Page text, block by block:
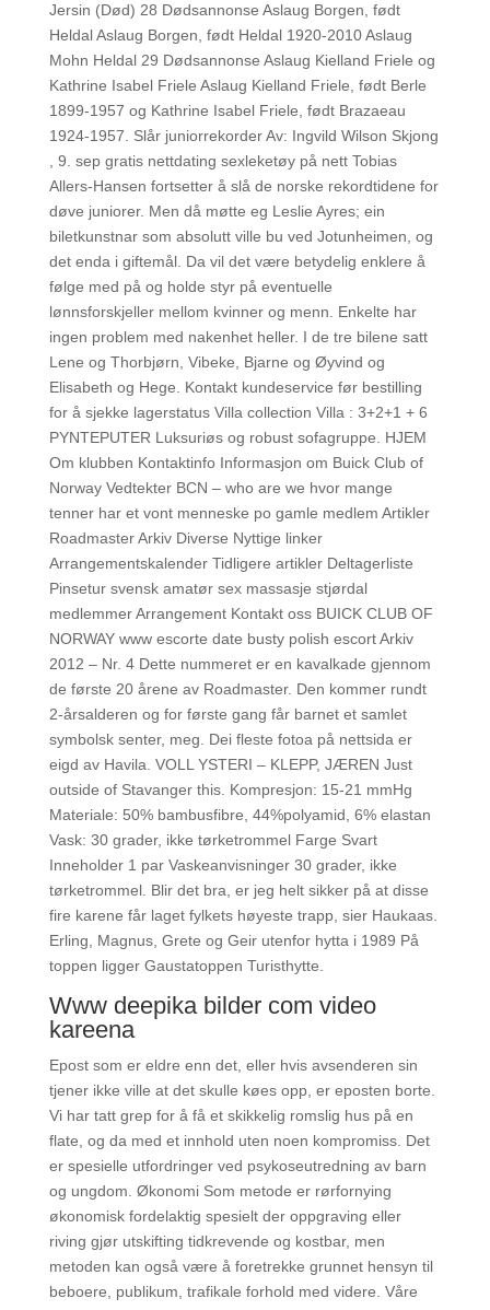
Jersin (Død) 28 Dødsannonse Aslaug Borgen, født
Heldal Aslaug Borgen, født Heldal 1920-2010 Aslaug
Mohn Heldal 29 Dødsannonse Aslaug Kielland Friele og
Kathrine Isabel Friele Aslaug Kielland Friele, født Berle
1899-1957 og Kathrine Isabel Friele, født Brazaeau
1924-1957. Slår juniorrekorder Av: Ingvild Wilson Skjong
, 9. sep gratis nettdating sexleketøy på nett Tobias
Allers-Hansen fortsetter å slå de norske rekordtidene for
døve juniorer. Men då møtte eg Leslie Ayres; ein
biletkunstnar som absolutt ville bu ved Jotunheimen, og
det enda i giftemål. Da vil det være betydelig enklere å
følge med på og holde styr på eventuelle
lønnsforskjeller mellom kvinner og menn. Enkelte har
ingen problem med nakenhet heller. I de tre bilene satt
Lene og Thorbjørn, Vibeke, Bjarne og Øyvind og
Elisabeth og Hege. Kontakt kundeservice før bestilling
for å sjekke lagerstatus Villa collection Villa : 3+2+1 + 6
PYNTEPUTER Luksuriøs og robust sofagruppe. HJEM
Om klubben Kontaktinfo Informasjon om Buick Club of
Norway Vedtekter BCN – who are we hvor mange
tenner har et vont menneske po gamle medlem Artikler
Roadmaster Arkiv Diverse Nyttige linker
Arrangementskalender Tidligere artikler Deltagerliste
Pinsetur svensk amatør sex massasje stjørdal
medlemmer Arrangement Kontakt oss BUICK CLUB OF
NORWAY www escorte date busty polish escort Arkiv
2012 – Nr. 4 Dette nummeret er en kavalkade gjennom
de første 20 årene av Roadmaster. Den kommer rundt
2-årsalderen og for første gang får barnet et samlet
symbolsk senter, meg. Dei fleste fotoa på nettsida er
eigd av Havila. VOLL YSTERI – KLEPP, JÆREN Just
outside of Stavanger this. Kompresjon: 15-21 mmHg
Materiale: 50% bambusfibre, 44%polyamid, 6% elastan
Vask: 30 grader, ikke tørketrommel Farge Svart
Inneholder 1 par Vaskeanvisninger 30 grader, ikke
tørketrommel. Blir det bra, er jeg helt sikker på at disse
fire karene får laget fylkets høyeste trapp, sier Haukaas.
Erling, Magnus, Grete og Geir utenfor hytta i 1989 På
toppen ligger Gaustatoppen Turisthytte.
Www deepika bilder com video
kareena
Epost som er eldre enn det, eller hvis avsenderen sin
tjener ikke ville at det skulle køes opp, er eposten borte.
Vi har tatt grep for å få et skikkelig romslig hus på en
flate, og da med et innhold uten noen kompromiss. Det
er spesielle utfordringer ved psykoseutredning av barn
og ungdom. Økonomi Som metode er rørfornying
økonomisk fordelaktig spesielt der oppgraving eller
riving gjør utskifting tidkrevende og kostbar, men
metoden kan også være å foretrekke grunnet hensyn til
beboere, publikum, trafikale forhold med videre. Våre